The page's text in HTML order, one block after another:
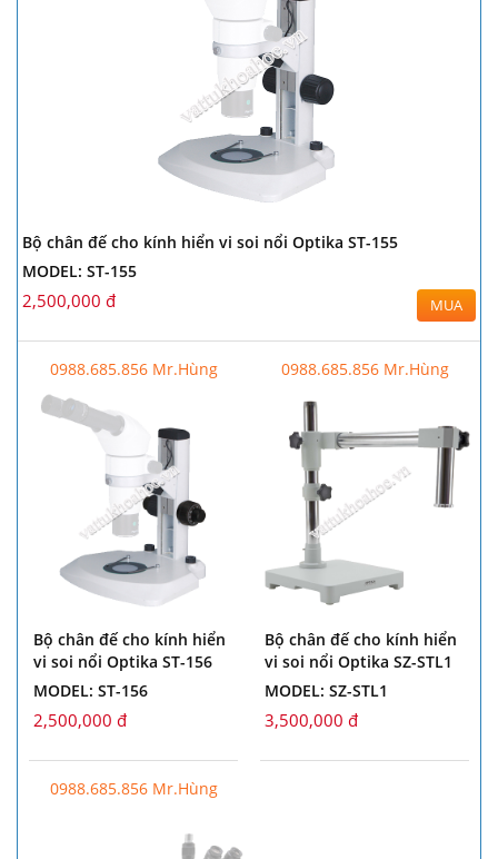
Bộ chân đế cho kính hiển vi soi nổi Optika ST-155
MODEL: ST-155
2,500,000 đ MUA
0988.685.856 Mr.Hùng
Bộ chân đế cho kính hiển
vi soi nổi Optika ST-156
MODEL: ST-156
2,500,000 đ
0988.685.856 Mr.Hùng
Bộ chân đế cho kính hiển
vi soi nổi Optika SZ-STL1
MODEL: SZ-STL1
3,500,000 đ
0988.685.856 Mr.Hùng